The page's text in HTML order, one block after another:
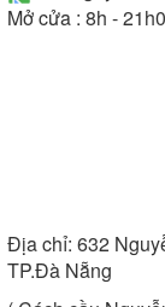
Mở cửa : 8h -
Địa chỉ: 632
TP.Đà Nẵng